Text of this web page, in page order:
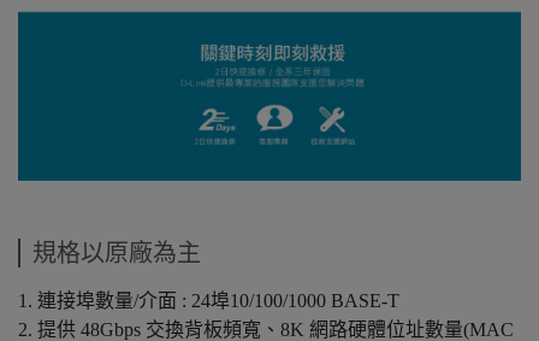
規格以原廠為主
1. 連接埠數量/介面 : 24埠10/100/1000 BASE-T
2. 提供 48Gbps 交換背板頻寬、8K 網路硬體位址數量(MAC